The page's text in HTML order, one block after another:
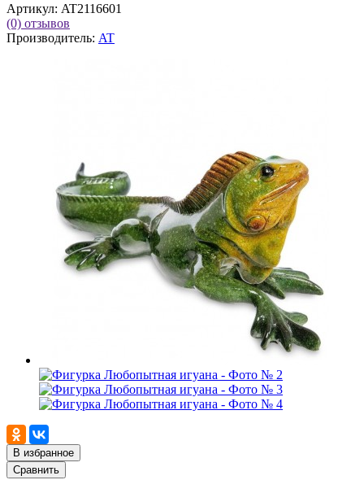
Артикул: AT2116601
(0) отзывов
Производитель: AT
В избранное
Сравнить